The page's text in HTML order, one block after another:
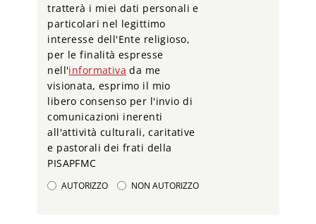
tratterà i miei dati personali e
particolari nel legittimo
interesse dell'Ente religioso,
per le finalità espresse
nell'informativa da me
visionata, esprimo il mio
libero consenso per l'invio di
comunicazioni inerenti
all'attività culturali, caritative
e pastorali dei frati della
PISAPFMC
AUTORIZZO NON AUTORIZZO